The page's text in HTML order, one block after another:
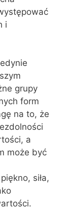
i
grupy
form
na to, że
a
może być
siła,